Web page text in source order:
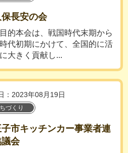
長安の会
的本会は、戦国時代末期から
代初期にかけて、全国的に活
大きく貢献し...
：2023年08月19日
づくり
市キッチンカー事業者連
会